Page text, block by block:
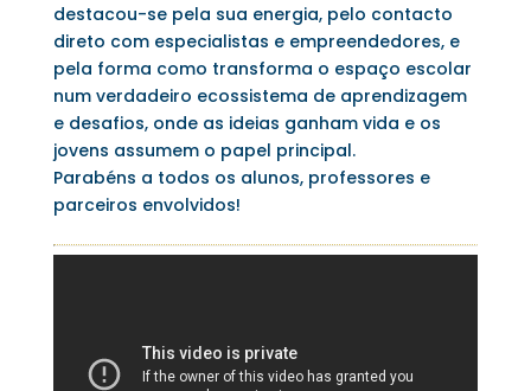
destacou-se pela sua energia, pelo contacto
direto com especialistas e empreendedores, e
pela forma como transforma o espaço escolar
num verdadeiro ecossistema de aprendizagem
e desafios, onde as ideias ganham vida e os
jovens assumem o papel principal.
Parabéns a todos os alunos, professores e
parceiros envolvidos!